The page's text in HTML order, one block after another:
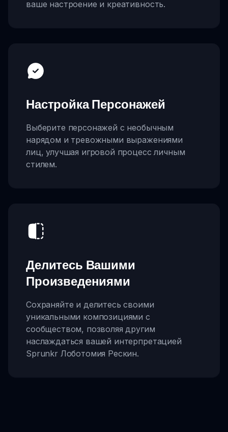
ваше настроение и креативность.
Настройка Персонажей
Выберите персонажей с необычным
нарядом и тревожными выражениями
лиц, улучшая игровой процесс личным
стилем.
Делитесь Вашими
Произведениями
Сохраняйте и делитесь своими
уникальными композициями с
сообществом, позволяя другим
наслаждаться вашей интерпретацией
Sprunkr Лоботомия Рескин.